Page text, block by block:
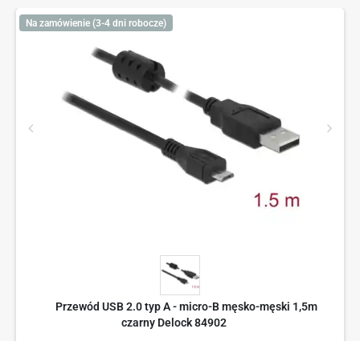
Na zamówienie (3-4 dni robocze)
Przewód USB 2.0 typ A - micro-B męsko-męski 1,5m
czarny Delock 84902